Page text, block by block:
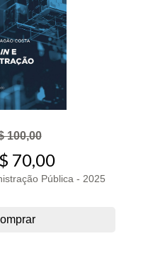
100,00
70,00
Pública - 2025